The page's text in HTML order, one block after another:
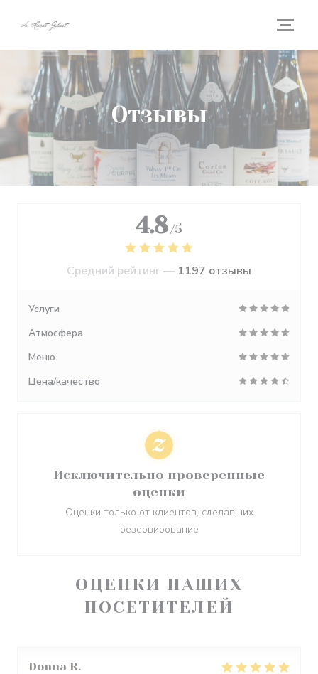
Отзывы
ОЦЕНКИ НАШИХ
ПОСЕТИТЕЛЕЙ
Donna R
4.8 /5
Средний рейтинг — 1197 отзывы
Услуги
Атмосфера
Меню
Цена/качество
Исключительно проверенные
оценки
Оценки только от клиентов, сделавших
резервирование